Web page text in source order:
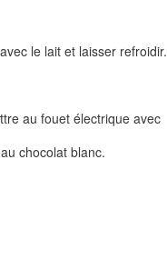
le lait et laisser refroidir.
au fouet électrique avec
chocolat blanc.